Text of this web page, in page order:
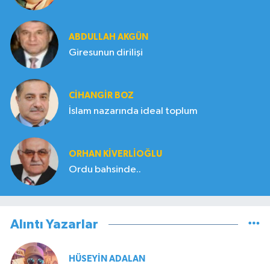
ABDULLAH AKGÜN
Giresunun dirilişi
CIHANGIR BOZ
İslam nazarında ideal toplum
ORHAN KIVERLIOĞLU
Ordu bahsinde..
Alıntı Yazarlar
HÜSEYIN ADALAN